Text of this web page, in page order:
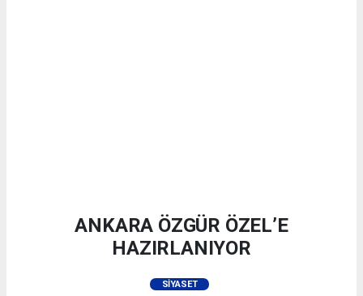
ANKARA ÖZGÜR ÖZEL’E
HAZIRLANIYOR
SIYASET